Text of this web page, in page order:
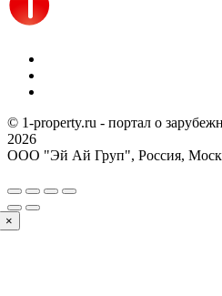
© 1-property.ru - портал о
2026
ООО "Эй Ай Груп", Россия,
×